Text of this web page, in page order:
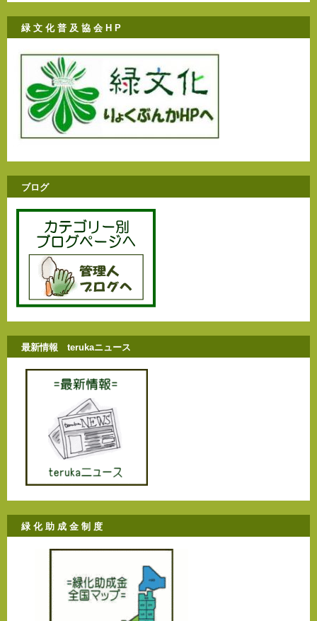
緑 文 化 普 及 協 会 H P
ブログ
最新情報 terukaニュース
緑 化 助 成 金 制 度